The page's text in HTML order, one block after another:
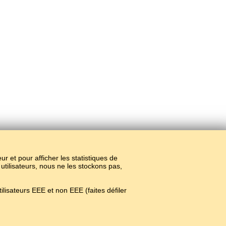
et pour afficher les statistiques de
nous ne les stockons pas,
EEE et non EEE (faites défiler
#